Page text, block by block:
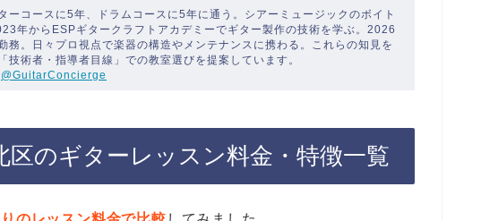
ーコースに5年、ドラムコースに5年に通う。シアーミュージックのボイト
年からESPギタークラフトアカデミーでギター製作の技術を学ぶ。2026
務。日々プロ視点で楽器の構造やメンテナンスに携わる。これらの知見を
術者・指導者目線」での教室選びを提案しています。
@GuitarConcierge
区のギターレッスン料金・特徴一覧